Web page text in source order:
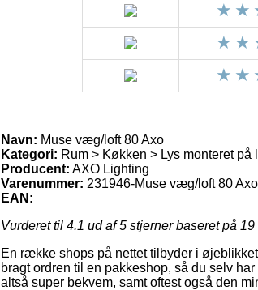
Navn: Muse væg/loft 80 Axo
Kategori: Rum > Køkken > Lys monteret på
Producent: AXO Lighting
Varenummer: 231946-Muse væg/loft 80 Axo
EAN:
Vurderet til 4.1 ud af 5 stjerner baseret på 19
En række shops på nettet tilbyder i
bragt ordren til en pakkeshop, så du selv
altså super bekvem, samt oftest også den